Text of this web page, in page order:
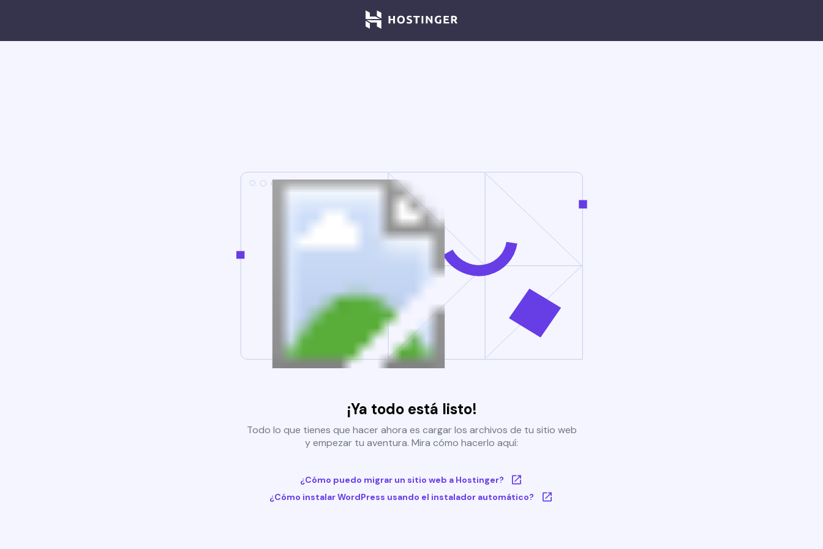
¡Ya todo está listo!
Todo lo que tienes que hacer ahora es cargar los archivos de tu sitio web
y empezar tu aventura. Mira cómo hacerlo aquí:
¿Cómo puedo migrar un sitio web a Hostinger?
¿Cómo instalar WordPress usando el instalador automático?